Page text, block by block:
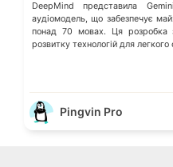
DeepMind представила
аудіомодель, що забезпечує
понад 70 мовах. Ця розробка
розвитку технологій для легкого
Pingvin Pro